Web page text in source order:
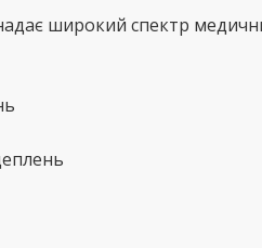
широкий спектр